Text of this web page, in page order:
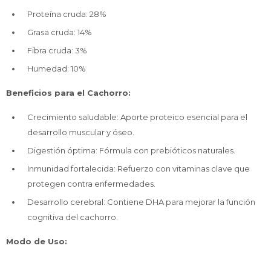
Proteína cruda: 28%
Grasa cruda: 14%
Fibra cruda: 3%
Humedad: 10%
Beneficios para el Cachorro:
Crecimiento saludable: Aporte proteico esencial para el
desarrollo muscular y óseo.
Digestión óptima: Fórmula con prebióticos naturales.
Inmunidad fortalecida: Refuerzo con vitaminas clave que
protegen contra enfermedades.
Desarrollo cerebral: Contiene DHA para mejorar la función
cognitiva del cachorro.
Modo de Uso: